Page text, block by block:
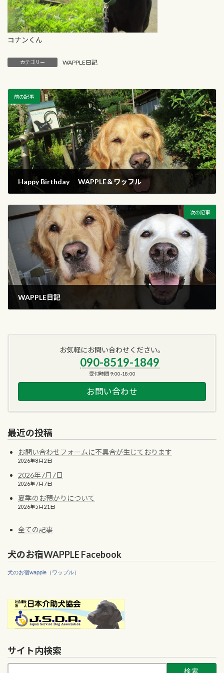
コナンくん
カテゴリー WAPPLE日記
前の記事
Happy Birthday WAPPLE＆ワッフル
次の記事
WAPPLE日記
お気軽にお問い合わせください。
090-8519-1849
受付時間 9:00-18:00
お問い合わせ
最近の投稿
お問い合わせフォームに不具合が生じております
2026年8月2日
2026年7月7日
2026年7月7日
夏季のお預かりについて
2026年5月21日
全ての記事
犬のお宿WAPPLE Facebook
犬のお宿wapple（ワップル）
サイト内検索